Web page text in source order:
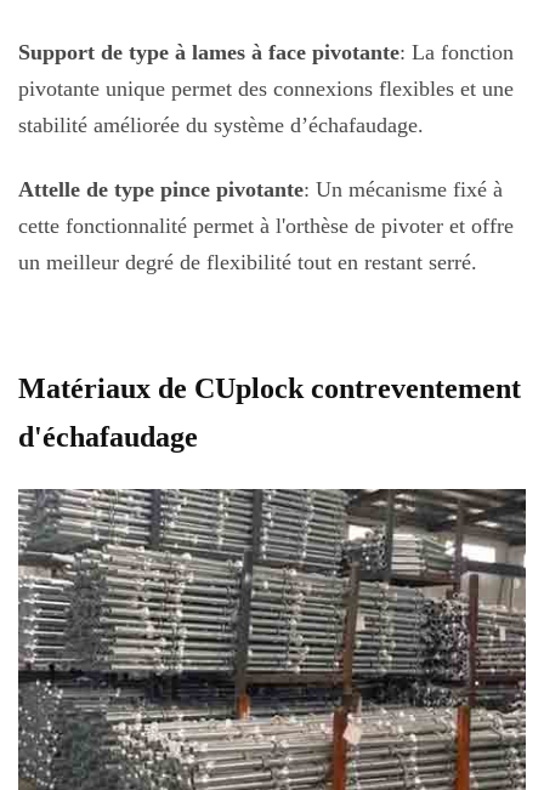
Support de type à lames à face pivotante: La fonction
pivotante unique permet des connexions flexibles et une
stabilité améliorée du système d’échafaudage.
Attelle de type pince pivotante: Un mécanisme fixé à
cette fonctionnalité permet à l'orthèse de pivoter et offre
un meilleur degré de flexibilité tout en restant serré.
Matériaux de CUplock contreventement
d'échafaudage